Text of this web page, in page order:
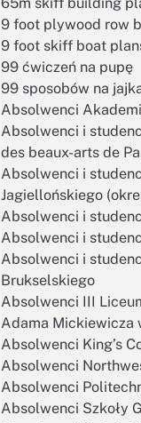
9 foot plywood row
9 foot skiff boat
99 ćwiczeń na pupę
99 sposobów na
Absolwenci
Absolwenci i
des beaux-arts de
Absolwenci i
Jagiellońskiego
Absolwenci i
Absolwenci i
Absolwenci i
Brukselskiego
Absolwenci III
Adama Mickiewicza
Absolwenci King’s
Absolwenci
Absolwenci
Absolwenci Szkoły